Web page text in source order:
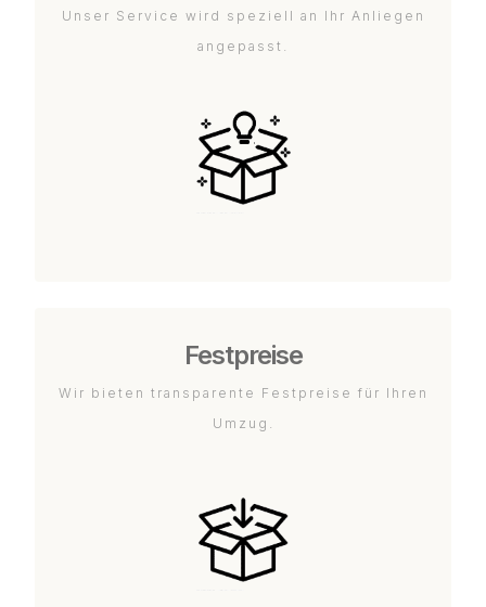
Unser Service wird speziell an Ihr Anliegen
angepasst.
Festpreise
Wir bieten transparente Festpreise für Ihren
Umzug.